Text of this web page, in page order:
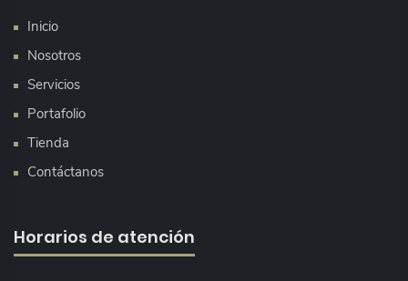
Inicio
Nosotros
Servicios
Portafolio
Tienda
Contáctanos
Horarios de atención